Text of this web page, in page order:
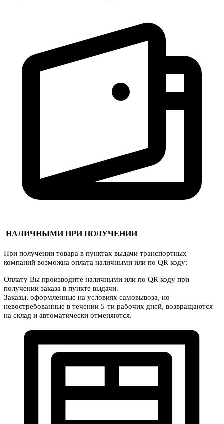
НАЛИЧНЫМИ ПРИ ПОЛУЧЕНИИ
При получении товара в пунктах выдачи транспортных
компаний возможна оплата наличными или по QR коду:
Оплату Вы производите наличными или по QR коду при
получении заказа в пункте выдачи.
Заказы, оформленные на условиях самовывоза, но
невостребованные в течении 5-ти рабочих дней, возвращаются
на склад и автоматически отменяются.